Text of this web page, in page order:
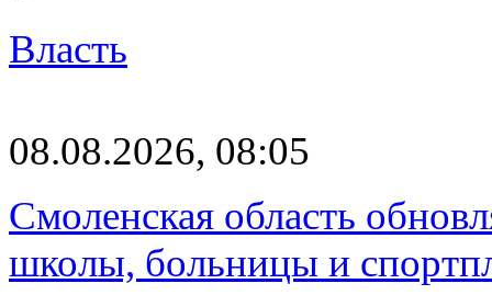
Власть
08.08.2026, 08:05
Смоленская область
школы, больницы и